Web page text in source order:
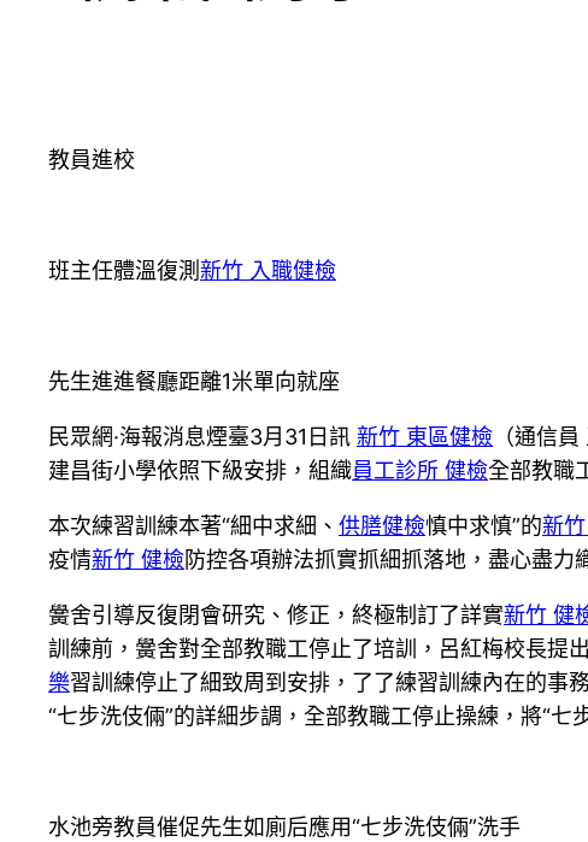
教員進校
班主任體溫復測新竹 入職健檢
先生進進餐廳距離1米單向就座
民眾網·海報消息煙臺3月31日訊 新竹 東區健檢 （通信
建昌街小學依照下級安排，組織員工診所 健檢全部教職
本次練習訓練本著“細中求細、 供膳健檢慎中求慎”的新
疫情新竹 健檢防控各項辦法抓實抓細抓落地，盡心盡力
黌舍引導反復閉會研究、修正，終極制訂了詳實新竹 健
訓練前，黌舍對全部教職工停止了培訓，呂紅梅校長提
樂習訓練停止了細致周到安排，了了練習訓練內在的事
“七步洗伎倆”的詳細步調，全部教職工停止操練，將“
水池旁教員催促先生如廁后應用“七步洗伎倆”洗手